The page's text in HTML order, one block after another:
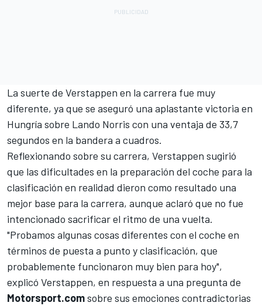
La suerte de Verstappen en la carrera fue muy
diferente, ya que se aseguró una aplastante victoria en
Hungría sobre Lando Norris con una ventaja de 33,7
segundos en la bandera a cuadros.
Reflexionando sobre su carrera, Verstappen sugirió
que las dificultades en la preparación del coche para la
clasificación en realidad dieron como resultado una
mejor base para la carrera, aunque aclaró que no fue
intencionado sacrificar el ritmo de una vuelta.
"Probamos algunas cosas diferentes con el coche en
términos de puesta a punto y clasificación, que
probablemente funcionaron muy bien para hoy",
explicó Verstappen, en respuesta a una pregunta de
Motorsport.comsobre sus emociones contradictorias